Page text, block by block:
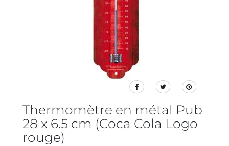
Thermomètre en métal Pub
28 x 6.5 cm (Coca Cola Logo
rouge)